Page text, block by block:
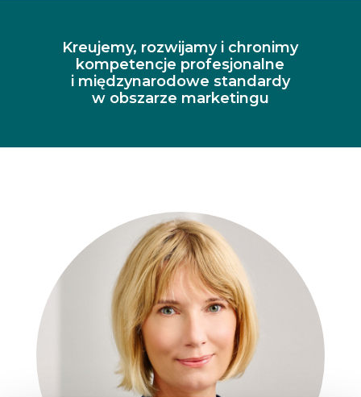
Kreujemy, rozwijamy i chronimy
kompetencje profesjonalne
i międzynarodowe standardy
w obszarze marketingu